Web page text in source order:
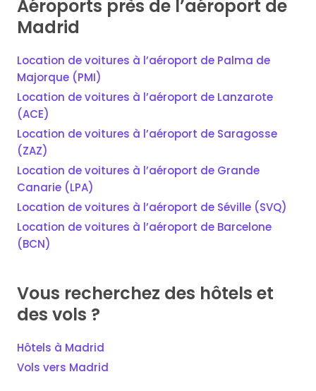
Aéroports près de l’aéroport de
Madrid
Location de voitures à l’aéroport de Palma de
Majorque (PMI)
Location de voitures à l’aéroport de Lanzarote
(ACE)
Location de voitures à l’aéroport de Saragosse
(ZAZ)
Location de voitures à l’aéroport de Grande
Canarie (LPA)
Location de voitures à l’aéroport de Séville (SVQ)
Location de voitures à l’aéroport de Barcelone
(BCN)
Vous recherchez des hôtels et
des vols ?
Hôtels à Madrid
Vols vers Madrid